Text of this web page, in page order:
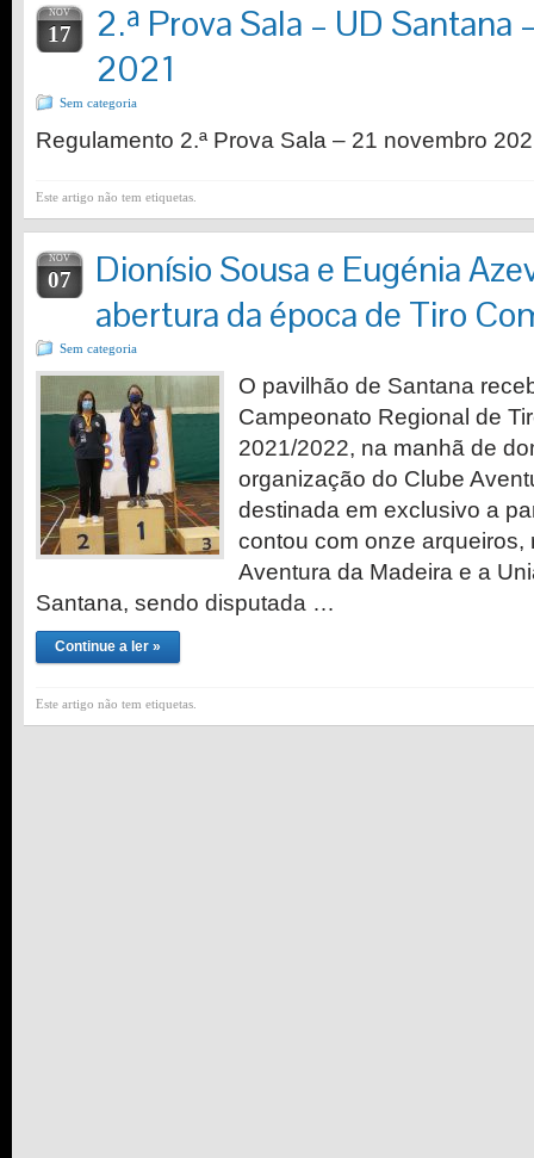
NOV
17
2.ª Prova Sala – UD Santana
2021
Sem categoria
Regulamento 2.ª Prova Sala – 21 novembro
Este artigo não tem etiquetas.
NOV
07
Dionísio Sousa e Eugénia
abertura da época de Tiro
Sem categoria
O pavilhão de Santana
Campeonato Regional de
2021/2022, na manhã de
organização do Clube
destinada em exclusivo a
contou com onze
Aventura da Madeira e a
Santana, sendo disputada …
Continue a ler »
Este artigo não tem etiquetas.